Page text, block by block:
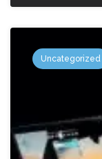
Uncategorized